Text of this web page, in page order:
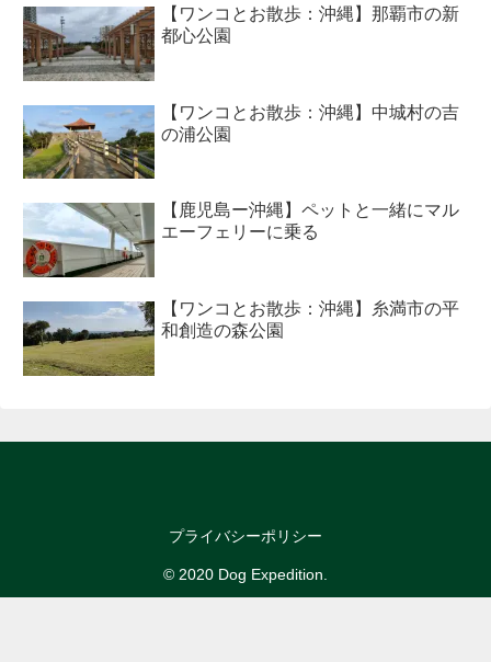
【ワンコとお散歩：沖縄】那覇市の新
都心公園
【ワンコとお散歩：沖縄】中城村の吉
の浦公園
【鹿児島ー沖縄】ペットと一緒にマル
エーフェリーに乗る
【ワンコとお散歩：沖縄】糸満市の平
和創造の森公園
プライバシーポリシー
© 2020 Dog Expedition.